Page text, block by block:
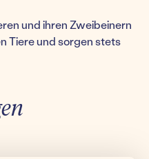
und ihren Zweibeinern
Tiere und sorgen stets